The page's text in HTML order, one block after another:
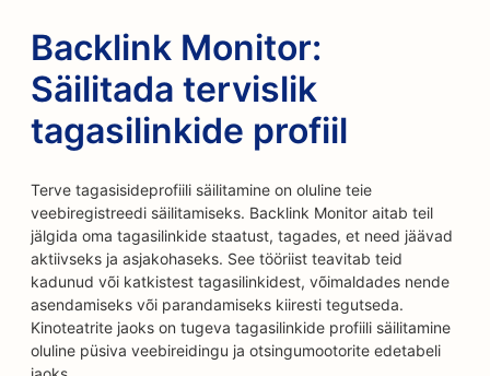
Backlink Monitor:
Säilitada tervislik
tagasilinkide profiil
Terve tagasisideprofiili säilitamine on oluline teie
veebiregistreedi säilitamiseks. Backlink Monitor aitab teil
jälgida oma tagasilinkide staatust, tagades, et need jäävad
aktiivseks ja asjakohaseks. See tööriist teavitab teid
kadunud või katkistest tagasilinkidest, võimaldades nende
asendamiseks või parandamiseks kiiresti tegutseda.
Kinoteatrite jaoks on tugeva tagasilinkide profiili säilitamine
oluline püsiva veebireidingu ja otsingumootorite edetabeli